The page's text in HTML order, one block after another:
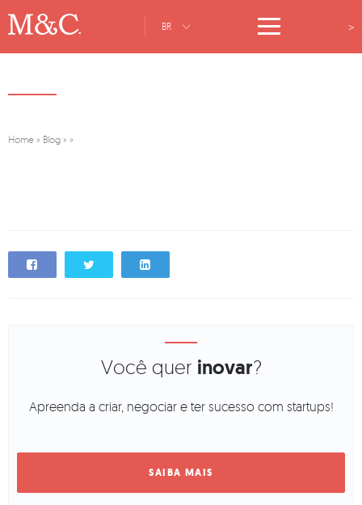
BR >
Home » Blog » »
Você quer inovar?
Apreenda a criar, negociar e ter sucesso com startups!